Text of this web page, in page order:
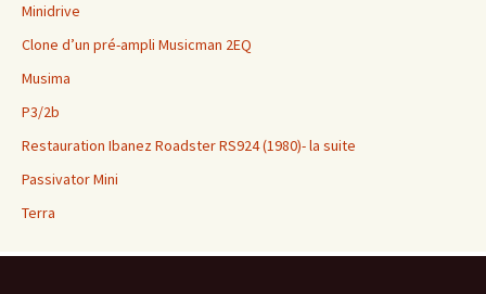
Minidrive
Clone d’un pré-ampli Musicman 2EQ
Musima
P3/2b
Restauration Ibanez Roadster RS924 (1980)- la suite
Passivator Mini
Terra